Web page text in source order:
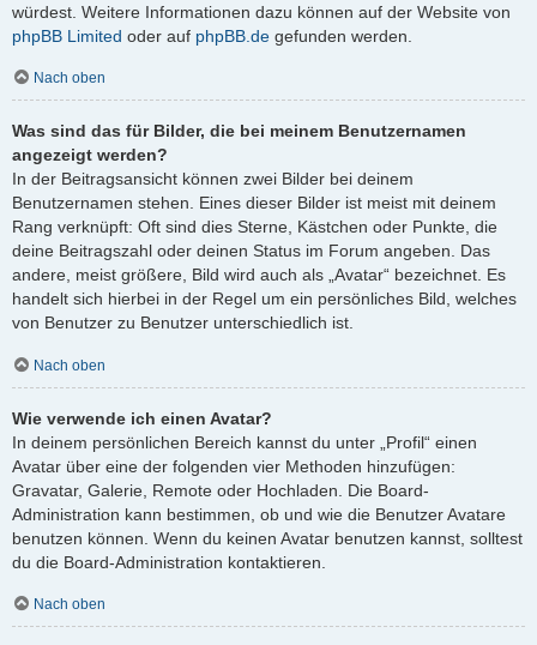
würdest. Weitere Informationen dazu können auf der Website von
phpBB Limited oder auf phpBB.de gefunden werden.
Nach oben
Was sind das für Bilder, die bei meinem Benutzernamen
angezeigt werden?
In der Beitragsansicht können zwei Bilder bei deinem
Benutzernamen stehen. Eines dieser Bilder ist meist mit deinem
Rang verknüpft: Oft sind dies Sterne, Kästchen oder Punkte, die
deine Beitragszahl oder deinen Status im Forum angeben. Das
andere, meist größere, Bild wird auch als „Avatar“ bezeichnet. Es
handelt sich hierbei in der Regel um ein persönliches Bild, welches
von Benutzer zu Benutzer unterschiedlich ist.
Nach oben
Wie verwende ich einen Avatar?
In deinem persönlichen Bereich kannst du unter „Profil“ einen
Avatar über eine der folgenden vier Methoden hinzufügen:
Gravatar, Galerie, Remote oder Hochladen. Die Board-
Administration kann bestimmen, ob und wie die Benutzer Avatare
benutzen können. Wenn du keinen Avatar benutzen kannst, solltest
du die Board-Administration kontaktieren.
Nach oben